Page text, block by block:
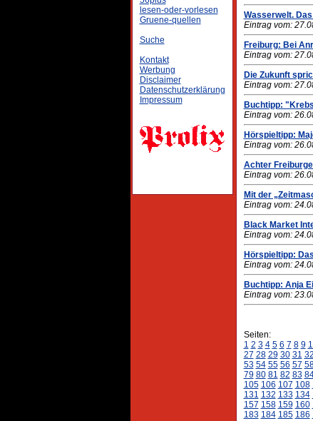
lesen-oder-vorlesen
Gruene-quellen
Suche
Kontakt
Werbung
Disclaimer
Datenschutzerklärung
Impressum
Wasserwelt.
Eintrag vom:
Freiburg: Bei
Eintrag vom:
Die Zukunft
Eintrag vom:
Buchtipp:
Eintrag vom:
Hörspieltipp:
Eintrag vom:
Achter
Eintrag vom:
Mit der
Eintrag vom:
Black Market
Eintrag vom:
Hörspieltipp:
Eintrag vom:
Buchtipp: Anja
Eintrag vom:
Seiten:
1 2 3 4 5 6 7 8 9
27 28 29 30 31 32
53 54 55 56 57
79 80 81 82 83
105 106 107 108
131 132 133 134
157 158 159 160
183 184 185 186